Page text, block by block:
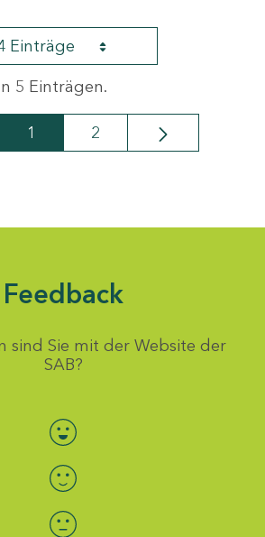
Einträge
5 Einträgen.
Seite
1 Seite
2
Feedback
sind Sie mit der Website der
SAB?
Bewertung auswählen